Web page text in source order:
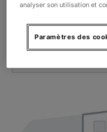
RDC La Boutique
analyser son utilisation et
Paramètres des